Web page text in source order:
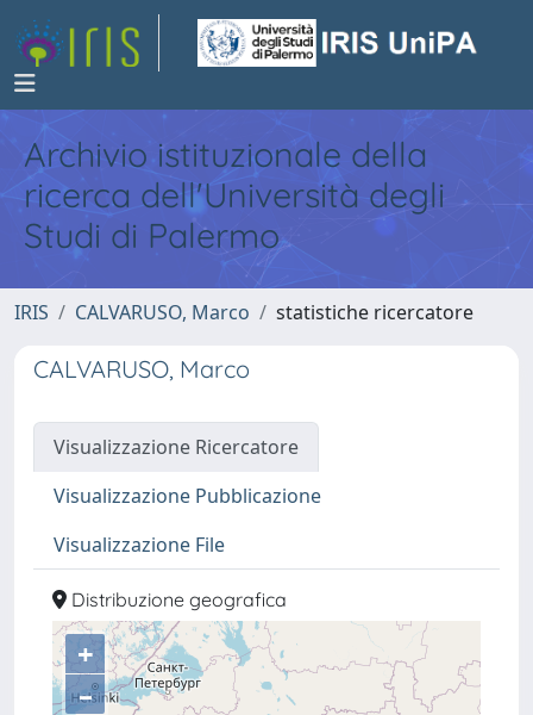
Archivio istituzionale della
ricerca dell'Università degli
Studi di Palermo
IRIS CALVARUSO, Marco statistiche ricercatore
CALVARUSO, Marco
Visualizzazione Ricercatore
Visualizzazione Pubblicazione
Visualizzazione File
Distribuzione geografica
+
–